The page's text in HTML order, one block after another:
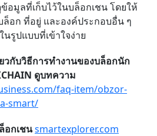
อมูลที่เก็บไว้ในบล็อกเชน โดยให้
อก ที่อยู่ และองค์ประกอบอื่น ๆ
รูปแบบที่เข้าใจง่าย
วกับวิธีการทำงานของบล็อกนัก
ดูบทความ
faq-item/obzor-
smart/
อกเชนsmartexplorer.com